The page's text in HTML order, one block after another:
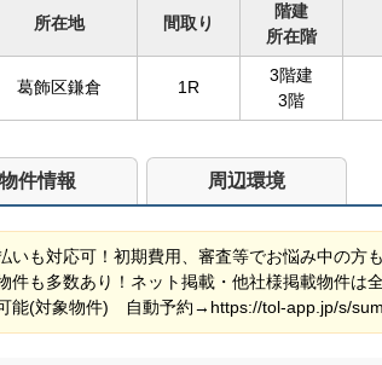
所在地 間取り
階建
所在階
葛飾区鎌倉 1R
3階建
3階
物件情報 周辺環境
いも対応可！初期費用、審査等でお悩み中の
件も多数あり！ネット掲載・他社様掲載物件
能(対象物件) 自動予約→https://tol-app.jp/s/